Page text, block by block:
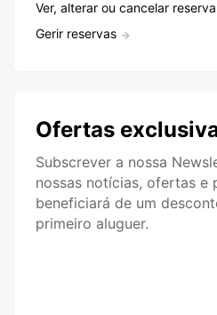
Ver, alterar ou cancelar reserva
Gerir reservas
Ofertas
Subscrever a nossa
nossas notícias, ofertas e
beneficiará de um
primeiro aluguer.